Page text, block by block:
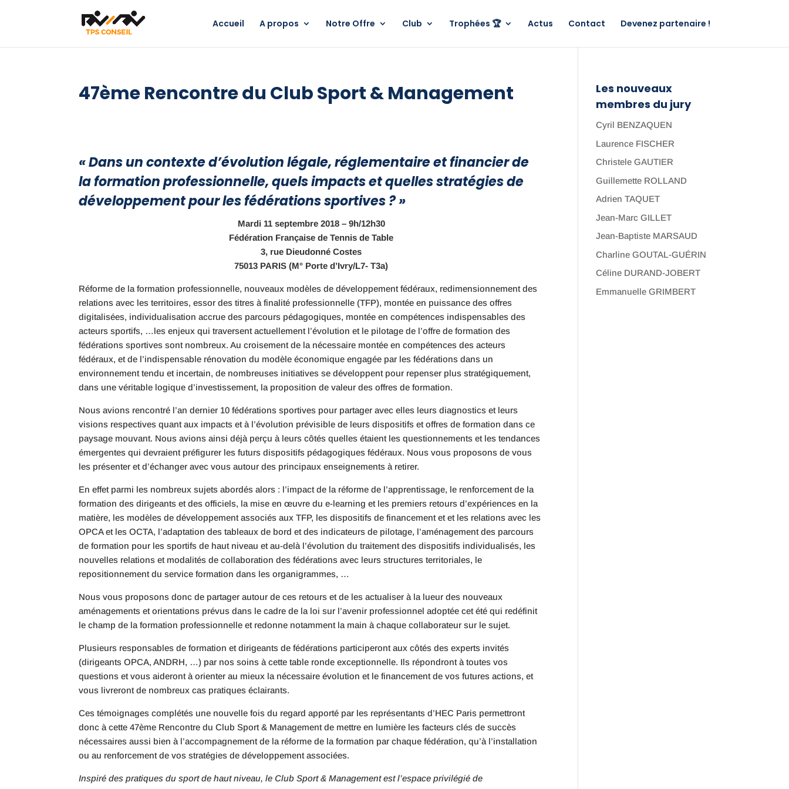
Accueil A propos Notre Offre Club Trophées 🏆 Actus Contact Devenez partenaire !
47ème Rencontre du Club Sport & Management
« Dans un contexte d’évolution légale, réglementaire et financier de
la formation professionnelle, quels impacts et quelles stratégies de
développement pour les fédérations sportives ? »
Mardi 11 septembre 2018 – 9h/12h30
Fédération Française de Tennis de Table
3, rue Dieudonné Costes
75013 PARIS (M° Porte d’Ivry/L7- T3a)
Réforme de la formation professionnelle, nouveaux modèles de développement fédéraux, redimensionnement des
relations avec les territoires, essor des titres à finalité professionnelle (TFP), montée en puissance des offres
digitalisées, individualisation accrue des parcours pédagogiques, montée en compétences indispensables des
acteurs sportifs, …les enjeux qui traversent actuellement l’évolution et le pilotage de l’offre de formation des
fédérations sportives sont nombreux. Au croisement de la nécessaire montée en compétences des acteurs
fédéraux, et de l’indispensable rénovation du modèle économique engagée par les fédérations dans un
environnement tendu et incertain, de nombreuses initiatives se développent pour repenser plus stratégiquement,
dans une véritable logique d’investissement, la proposition de valeur des offres de formation.
Nous avions rencontré l’an dernier 10 fédérations sportives pour partager avec elles leurs diagnostics et leurs
visions respectives quant aux impacts et à l’évolution prévisible de leurs dispositifs et offres de formation dans ce
paysage mouvant. Nous avions ainsi déjà perçu à leurs côtés quelles étaient les questionnements et les tendances
émergentes qui devraient préfigurer les futurs dispositifs pédagogiques fédéraux. Nous vous proposons de vous
les présenter et d’échanger avec vous autour des principaux enseignements à retirer.
En effet parmi les nombreux sujets abordés alors : l’impact de la réforme de l’apprentissage, le renforcement de la
formation des dirigeants et des officiels, la mise en œuvre du e-learning et les premiers retours d’expériences en la
matière, les modèles de développement associés aux TFP, les dispositifs de financement et et les relations avec les
OPCA et les OCTA, l’adaptation des tableaux de bord et des indicateurs de pilotage, l’aménagement des parcours
de formation pour les sportifs de haut niveau et au-delà l’évolution du traitement des dispositifs individualisés, les
nouvelles relations et modalités de collaboration des fédérations avec leurs structures territoriales, le
repositionnement du service formation dans les organigrammes, …
Nous vous proposons donc de partager autour de ces retours et de les actualiser à la lueur des nouveaux
aménagements et orientations prévus dans le cadre de la loi sur l’avenir professionnel adoptée cet été qui redéfinit
le champ de la formation professionnelle et redonne notamment la main à chaque collaborateur sur le sujet.
Plusieurs responsables de formation et dirigeants de fédérations participeront aux côtés des experts invités
(dirigeants OPCA, ANDRH, …) par nos soins à cette table ronde exceptionnelle. Ils répondront à toutes vos
questions et vous aideront à orienter au mieux la nécessaire évolution et le financement de vos futures actions, et
vous livreront de nombreux cas pratiques éclairants.
Ces témoignages complétés une nouvelle fois du regard apporté par les représentants d’HEC Paris permettront
donc à cette 47ème Rencontre du Club Sport & Management de mettre en lumière les facteurs clés de succès
nécessaires aussi bien à l’accompagnement de la réforme de la formation par chaque fédération, qu’à l’installation
ou au renforcement de vos stratégies de développement associées.
Inspiré des pratiques du sport de haut niveau, le Club Sport & Management est l’espace privilégié de
Les nouveaux
membres du jury
Cyril BENZAQUEN
Laurence FISCHER
Christele GAUTIER
Guillemette ROLLAND
Adrien TAQUET
Jean-Marc GILLET
Jean-Baptiste MARSAUD
Charline GOUTAL-GUÉRIN
Céline DURAND-JOBERT
Emmanuelle GRIMBERT